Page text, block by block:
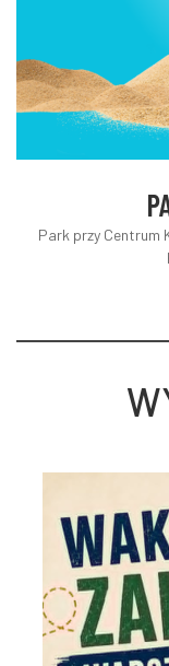
Park przy Centrum